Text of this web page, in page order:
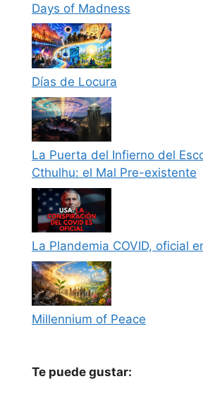
Days of Madness
Días de Locura
La Puerta del Infierno del
Cthulhu: el Mal Pre-existente
La Plandemia COVID, oficial
Millennium of Peace
Te puede gustar: